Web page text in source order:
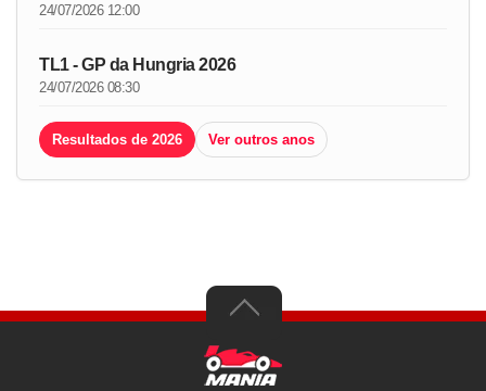
24/07/2026 12:00
TL1 - GP da Hungria 2026
24/07/2026 08:30
Resultados de 2026 Ver outros anos